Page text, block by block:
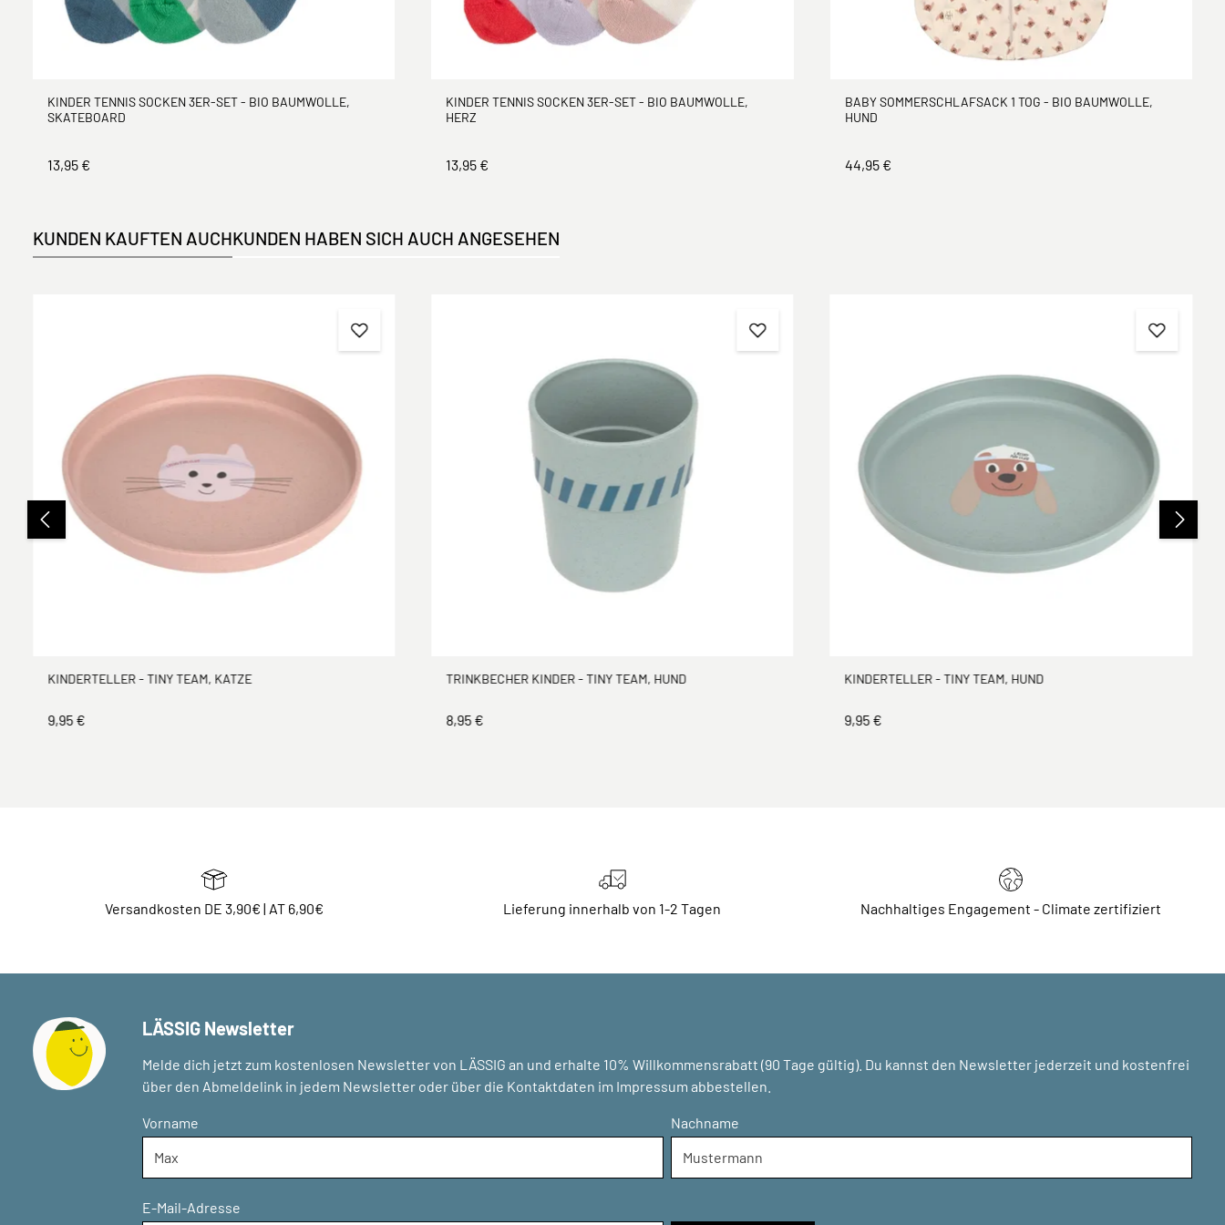
KINDER TENNIS SOCKEN 3ER-SET - BIO BAUMWOLLE,
SKATEBOARD
13,95 €
KINDER TENNIS SOCKEN 3ER-SET - BIO BAUMWOLLE,
HERZ
13,95 €
BABY SOMMERSCHLAFSACK 1 TOG - BIO BAUMWOLLE,
HUND
44,95 €
KUNDEN KAUFTEN AUCHKUNDEN HABEN SICH AUCH ANGESEHEN
KINDERTELLER - TINY TEAM, KATZE
9,95 €
TRINKBECHER KINDER - TINY TEAM, HUND
8,95 €
KINDERTELLER - TINY TEAM, HUND
9,95 €
Versandkosten DE 3,90€ | AT 6,90€ Lieferung innerhalb von 1-2 Tagen Nachhaltiges Engagement - Climate zertifiziert
LÄSSIG Newsletter
Melde dich jetzt zum kostenlosen Newsletter von LÄSSIG an und erhalte 10% Willkommensrabatt (90 Tage gültig). Du kannst den Newsletter jederzeit und kostenfrei
über den Abmeldelink in jedem Newsletter oder über die Kontaktdaten im Impressum abbestellen.
Vorname Nachname
E-Mail-Adresse